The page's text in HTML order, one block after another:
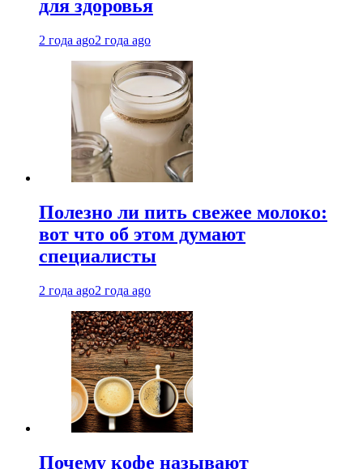
для здоровья
2 года ago2 года ago
Полезно ли пить свежее молоко:
вот что об этом думают
специалисты
2 года ago2 года ago
Почему кофе называют